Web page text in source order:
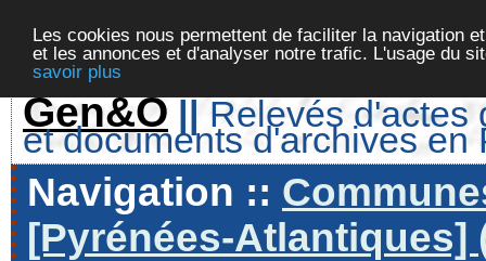
Les cookies nous permettent de faciliter la navigation
et les annonces et d'analyser notre trafic. L'usage du
savoir plus
Gen&O || Relevés d'actes
et documents d'archives en
Navigation ::
[Pyrénées-Atlantiques]